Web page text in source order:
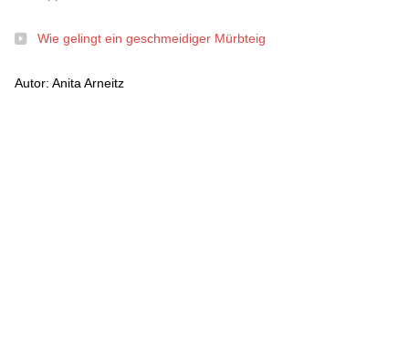
Wie gelingt ein geschmeidiger Mürbteig
Autor: Anita Arneitz